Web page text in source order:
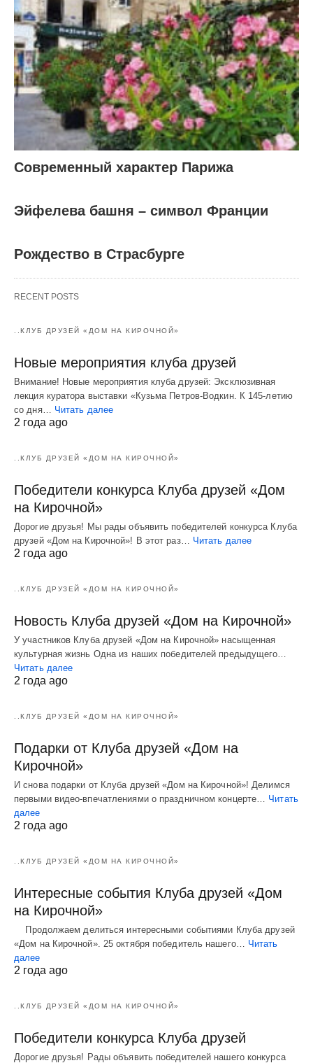
Современный характер Парижа
Эйфелева башня – символ Франции
Рождество в Страсбурге
RECENT POSTS
..КЛУБ ДРУЗЕЙ «ДОМ НА КИРОЧНОЙ»
Новые мероприятия клуба друзей
Внимание! Новые мероприятия клуба друзей: Эксклюзивная
лекция куратора выставки «Кузьма Петров-Водкин. К 145-летию
со дня… Читать далее
2 года ago
..КЛУБ ДРУЗЕЙ «ДОМ НА КИРОЧНОЙ»
Победители конкурса Клуба друзей «Дом
на Кирочной»
Дорогие друзья! Мы рады объявить победителей конкурса Клуба
друзей «Дом на Кирочной»! В этот раз… Читать далее
2 года ago
..КЛУБ ДРУЗЕЙ «ДОМ НА КИРОЧНОЙ»
Новость Клуба друзей «Дом на Кирочной»
У участников Клуба друзей «Дом на Кирочной» насыщенная
культурная жизнь Одна из наших победителей предыдущего…
Читать далее
2 года ago
..КЛУБ ДРУЗЕЙ «ДОМ НА КИРОЧНОЙ»
Подарки от Клуба друзей «Дом на
Кирочной»
И снова подарки от Клуба друзей «Дом на Кирочной»! Делимся
первыми видео-впечатлениями о праздничном концерте… Читать
далее
2 года ago
..КЛУБ ДРУЗЕЙ «ДОМ НА КИРОЧНОЙ»
Интересные события Клуба друзей «Дом
на Кирочной»
Продолжаем делиться интересными событиями Клуба друзей
«Дом на Кирочной». 25 октября победитель нашего… Читать
далее
2 года ago
..КЛУБ ДРУЗЕЙ «ДОМ НА КИРОЧНОЙ»
Победители конкурса Клуба друзей
Дорогие друзья! Рады объявить победителей нашего конкурса